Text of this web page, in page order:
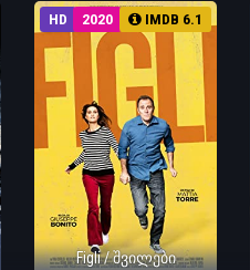
HD 2020 IMDB 6.1
Figli / შვილები